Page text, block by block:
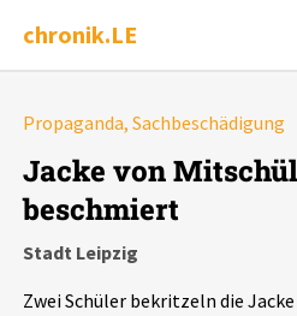
chronik.LE
Ereignis
Chronik
Propaganda, Sachbeschädigung
Jacke von
beschmiert
Stadt Leipzig
Zwei Schüler bekritzeln die
Alle Ereignisse
Ereignisse
Ereignisse